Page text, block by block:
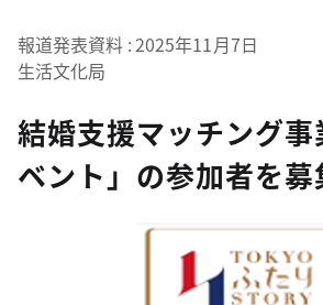
報道発表資料 2025年11月7日
生活文化局
結婚支援マッチング事
ベント」の参加者を募